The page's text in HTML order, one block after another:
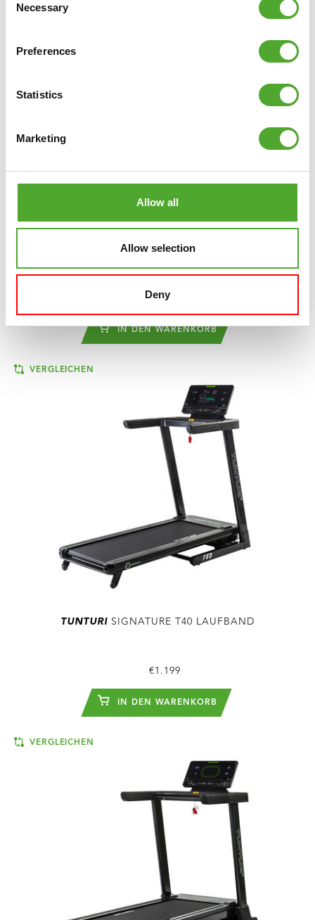
Selection
Necessary
Preferences
Statistics
Marketing
Allow all
Allow selection
Deny
SIGNATURE T20 LAUFBAND
€999
IN DEN WARENKORB
VERGLEICHEN
TUNTURI SIGNATURE T40 LAUFBAND
€1.199
IN DEN WARENKORB
VERGLEICHEN